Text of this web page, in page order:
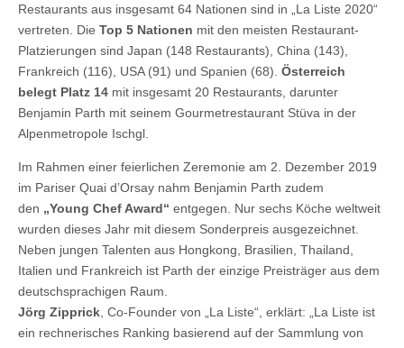
Restaurants aus insgesamt 64 Nationen sind in „La Liste 2020“
vertreten. Die Top 5 Nationen mit den meisten Restaurant-
Platzierungen sind Japan (148 Restaurants), China (143),
Frankreich (116), USA (91) und Spanien (68). Österreich
belegt Platz 14 mit insgesamt 20 Restaurants, darunter
Benjamin Parth mit seinem Gourmetrestaurant Stüva in der
Alpenmetropole Ischgl.
Im Rahmen einer feierlichen Zeremonie am 2. Dezember 2019
im Pariser Quai d’Orsay nahm Benjamin Parth zudem
den „Young Chef Award“ entgegen. Nur sechs Köche weltweit
wurden dieses Jahr mit diesem Sonderpreis ausgezeichnet.
Neben jungen Talenten aus Hongkong, Brasilien, Thailand,
Italien und Frankreich ist Parth der einzige Preisträger aus dem
deutschsprachigen Raum.
Jörg Zipprick , Co-Founder von „La Liste“, erklärt: „La Liste ist
ein rechnerisches Ranking basierend auf der Sammlung von